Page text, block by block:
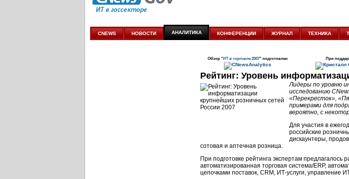
Заоблачная оптимизация: как
аналитике
CNEWS НОВОСТИ АНАЛИТИКА КОНФЕРЕНЦИИ ЖУРНАЛ ТЕХНИКА
Обзор "ИТ в торговле 2007" подготовлен При
Рейтинг: Уровень
Лидеры по уровню
исследованию
«Перекресток»,
примерами для
вероятно, с
Для участия в
российские
дискаунтеры,
сотовая и аптечная розница.
При подготовке рейтинга экспертам
автоматизированная торговая система/ERP,
цепочками поставок, CRM, ИТ-услуги, управление